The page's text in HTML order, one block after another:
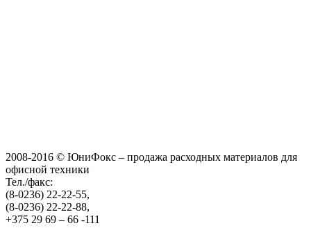
2008-2016 © ЮниФокс – продажа расходных материалов для
офисной техники
Тел./факс:
(8-0236) 22-22-55,
(8-0236) 22-22-88,
+375 29 69 – 66 -111